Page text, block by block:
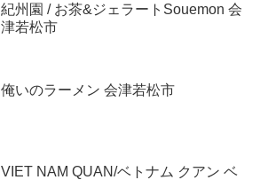
紀州園 / お茶&ジェラートSouemon 会
津若松市
俺いのラーメン 会津若松市
VIET NAM QUAN/ベトナム クアン ベ